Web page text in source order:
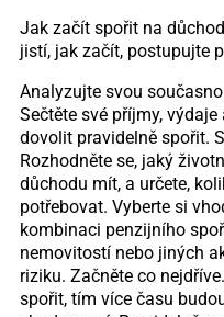
Jak začít spořit na
jistí, jak začít, postupujte
Analyzujte svou
Sečtěte své příjmy,
dovolit pravidelně spořit.
Rozhodněte se, jaký
důchodu mít, a určete,
potřebovat. Vyberte si
kombinaci penzijního
nemovitostí nebo jiných
riziku. Začněte co
spořit, tím více času